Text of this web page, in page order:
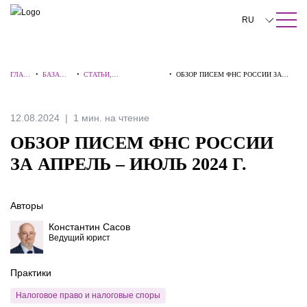
ПОИСК ПО САЙТУ Закрыть
RU
中文
ГЛАВ
• БАЗА
• СТАТЬИ,
• ОБЗОР ПИСЕМ ФНС РОССИИ ЗА
12.08.2024 1 мин. на чтение
ОБЗОР ПИСЕМ ФНС РОССИИ
ЗА АПРЕЛЬ – ИЮЛЬ 2024 Г.
Авторы
Константин Сасов
Ведущий юрист
Практики
Налоговое право и налоговые споры